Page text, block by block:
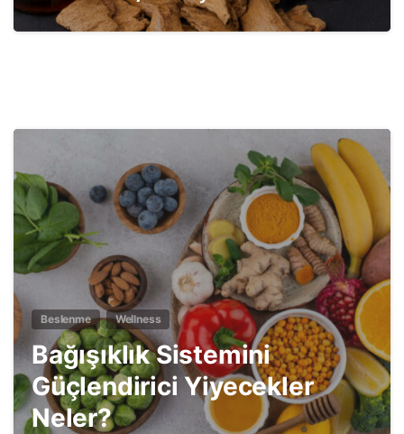
2
Beslenme Wellness
Bağışıklık Sistemini
Güçlendirici Yiyecekler
Neler?